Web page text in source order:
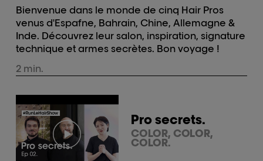
Bienvenue dans le monde de cinq Hair Pros
venus d'Espafne, Bahrain, Chine, Allemagne &
Inde. Découvrez leur salon, inspiration, signature
technique et armes secrètes. Bon voyage !
2 min.
Pro secrets.
COLOR, COLOR,
COLOR.